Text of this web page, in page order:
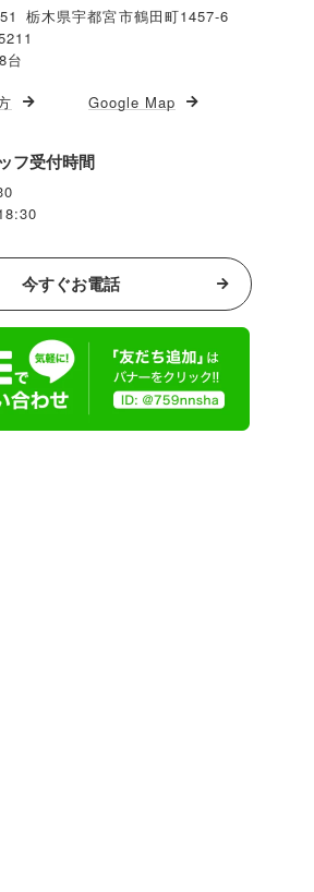
栃木県宇都宮市鶴田町1457-6
台
Google Map
フ受付時間
今すぐお電話